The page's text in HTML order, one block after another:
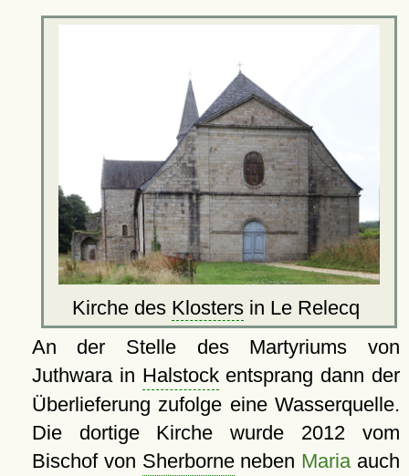
Kirche des Klosters in Le Relecq
An der Stelle des Martyriums von
Juthwara in Halstockentsprang dann der
Überlieferung zufolge eine Wasserquelle.
Die dortige Kirche wurde 2012 vom
Bischof von Sherborneneben Maria auch